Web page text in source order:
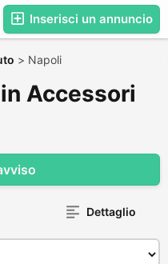
Inserisci un annuncio
> Napoli
Accessori
Dettaglio